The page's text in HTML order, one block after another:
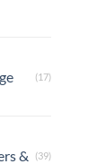
(17)
&
(39)